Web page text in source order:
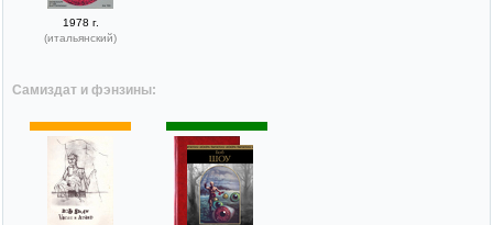
1978 г.
(итальянский)
Самиздат и фэнзины: